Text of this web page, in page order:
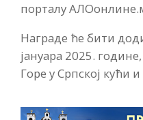
порталу
Награде ће бити
јануара 2025.
Горе у Српској кући